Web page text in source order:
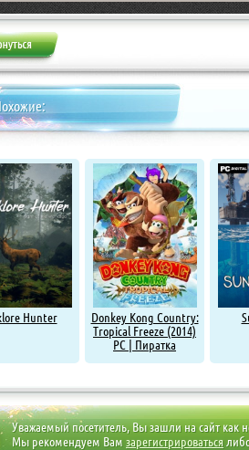
Hunter
Donkey Kong Country:
Tropical Freeze (2014)
PC | Пиратка
Уважаемый посетитель, Вы зашли на сайт как
Мы рекомендуем Вам зарегистрироваться